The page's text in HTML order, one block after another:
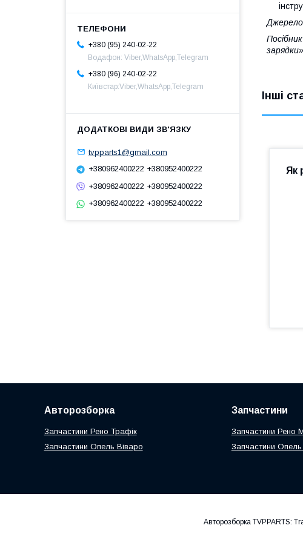
Джерело
Інші
Як
+380 (95) 240-02-22
Водафон: Viber,WhatsApp,Telegram
+380 (96) 240-02-22
Київстар:Viber,WhatsApp,Telegram
tvpparts1@gmail.com
+380962400222 +380952400222
+380962400222 +380952400222
+380962400222 +380952400222
Авторозборка
Запчастини Рено Трафік
Запчастини Опель Віваро
Запчастини
Запчастини Рено
Запчастини